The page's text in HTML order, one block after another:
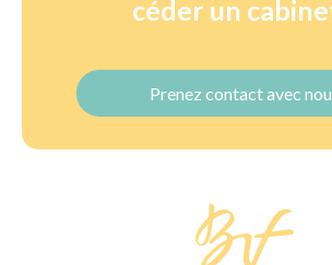
céder un
Prenez contact avec